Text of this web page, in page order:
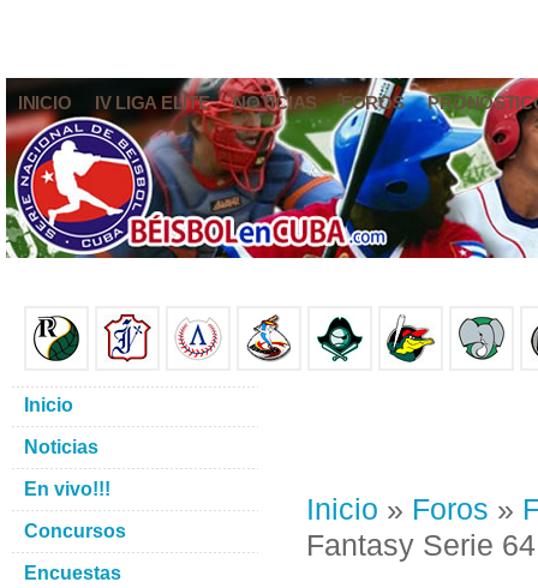
INICIO IV LIGA ELITE NOTICIAS FOROS
Inicio » Foros »
Fantasy Serie 64
Inicio
Noticias
En vivo!!!
Concursos
Encuestas